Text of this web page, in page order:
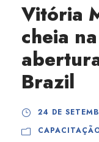
Vitória
cheia
Brazil
24 DE